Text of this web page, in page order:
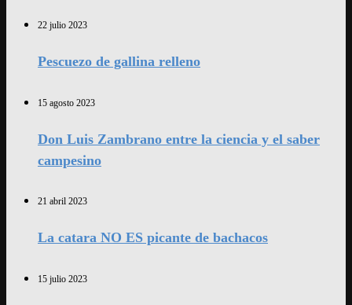
22 julio 2023
Pescuezo de gallina relleno
15 agosto 2023
Don Luis Zambrano entre la ciencia y el saber
campesino
21 abril 2023
La catara NO ES picante de bachacos
15 julio 2023